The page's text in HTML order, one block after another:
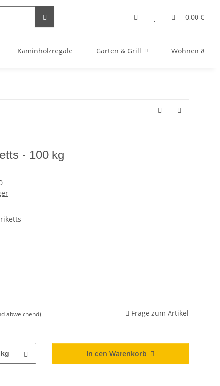
0,00 €
Kaminholzregale Garten & Grill Wohnen &
- 100 kg
abweichend) Frage zum Artikel
kg In den Warenkorb